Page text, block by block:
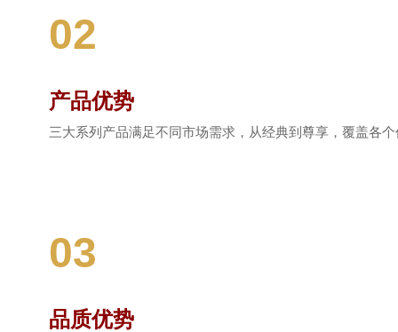
02
产品优势
三大系列产品满足不同市场需求，从经典到尊享，覆盖各
03
品质优势